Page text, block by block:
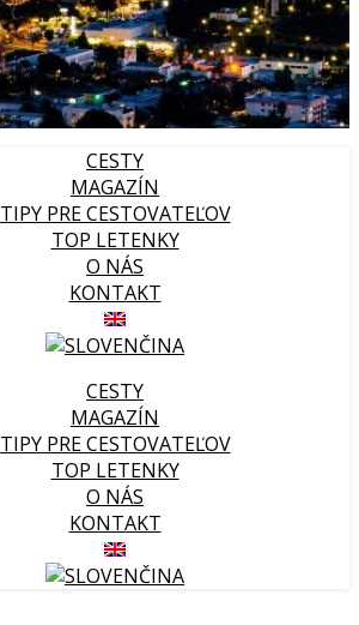
CESTY
MAGAZÍN
TIPY PRE CESTOVATEĽOV
TOP LETENKY
O NÁS
KONTAKT
CESTY
MAGAZÍN
TIPY PRE CESTOVATEĽOV
TOP LETENKY
O NÁS
KONTAKT